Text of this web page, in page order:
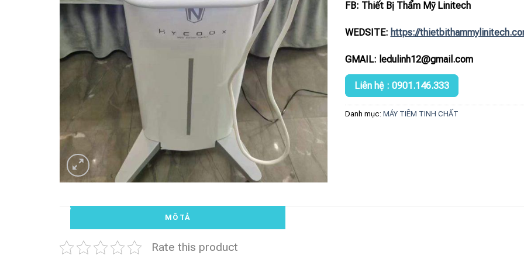
FB: Thiết Bị Thẩm Mỹ Linitech
WEDSITE: https://
GMAIL: ledulinh12@gmail.com
Liên hệ : 0901.146.333
Danh mục: MÁY TIÊM TINH CHẤT
MÔ TẢ
Rate this product